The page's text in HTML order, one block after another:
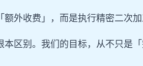
外收费」，而是执行精密二次
区别。我们的目标，从不只是